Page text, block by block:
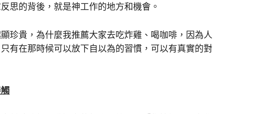
思的背後，就是神工作的地方和機會。
珍貴，為什麼我推薦大家去吃炸雞、喝咖啡，因為人
有在那時候可以放下自以為的習慣，可以有真實的對